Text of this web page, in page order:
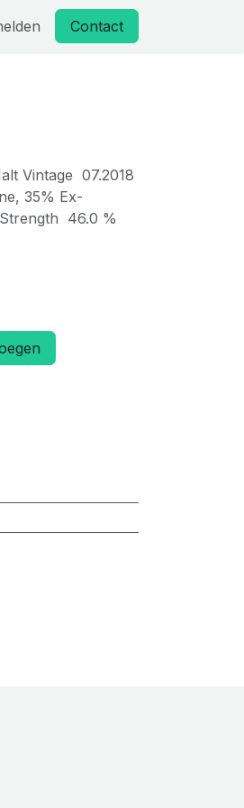
Contact
Vintage 07.2018
35% Ex-
46.0 %